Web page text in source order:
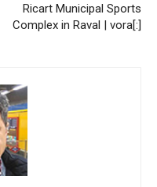
Ricart Municipal Sports
Complex in Raval | vora[:]